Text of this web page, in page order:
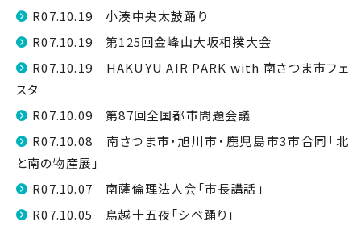
R07.10.19 小湊中央太鼓踊り
R07.10.19 第125回金峰山大坂相撲大会
R07.10.19 HAKUYU AIR PARK with 南さつま市フェ
スタ
R07.10.09 第87回全国都市問題会議
R07.10.08 南さつま市・旭川市・鹿児島市3市合同「北
と南の物産展」
R07.10.07 南薩倫理法人会「市長講話」
R07.10.05 鳥越十五夜「シベ踊り」